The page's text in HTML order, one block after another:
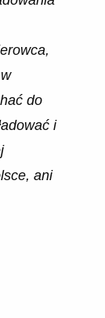
do
i
ani